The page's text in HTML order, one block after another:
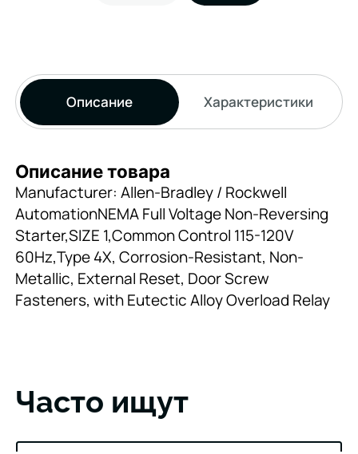
Описание Характеристики
Описание товара
Manufacturer: Allen-Bradley / Rockwell
AutomationNEMA Full Voltage Non-Reversing
Starter,SIZE 1,Common Control 115-120V
60Hz,Type 4X, Corrosion-Resistant, Non-
Metallic, External Reset, Door Screw
Fasteners, with Eutectic Alloy Overload Relay
Часто ищут